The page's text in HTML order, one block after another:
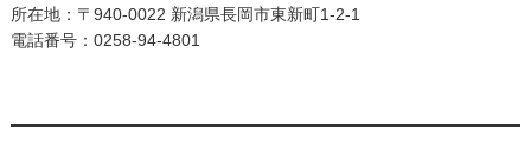
所在地：〒940-0022 新潟県長岡市東新町1-2-1
電話番号：0258-94-4801